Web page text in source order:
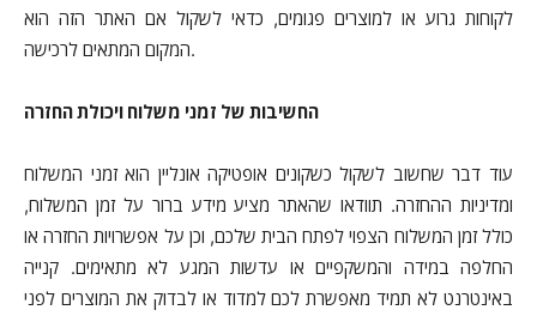
לקוחות גרוע או למוצרים פגומים, כדאי לשקול אם האתר הזה הוא
המקום המתאים לרכישה.
החשיבות של זמני משלוח ויכולת החזרה
עוד דבר שחשוב לשקול כשקונים אופטיקה אונליין הוא זמני המשלוח
ומדיניות ההחזרה. תוודאו שהאתר מציע מידע ברור על זמן המשלוח,
כולל זמן המשלוח הצפוי לפתח הבית שלכם, וכן על אפשרויות החזרה או
החלפה במידה והמשקפיים או עדשות המגע לא מתאימים. קנייה
באינטרנט לא תמיד מאפשרת לכם למדוד או לבדוק את המוצרים לפני